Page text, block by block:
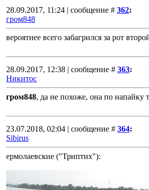
28.09.2017, 11:24 | сообщение # 362:
гром848
вероятнее всего забагрился за рот
28.09.2017, 12:38 | сообщение # 363:
Никитос
гром848, да не похоже, она по напайку
23.07.2018, 02:04 | сообщение # 364:
Sibirus
ермолаевские ("Триптих"):